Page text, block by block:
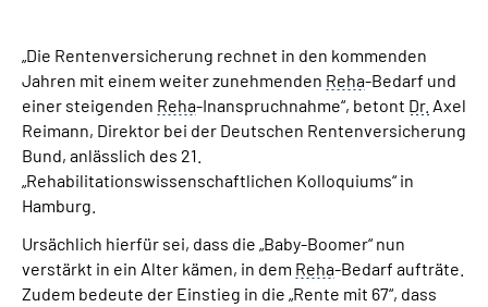
Suche
Mein Kundenportal
„Die Rentenversicherung rechnet in den kommenden
Jahren mit einem weiter zunehmenden Reha-Bedarf und
einer steigenden Reha-Inanspruchnahme“, betont Dr. Axel
Reimann, Direktor bei der Deutschen Rentenversicherung
Bund, anlässlich des 21.
„Rehabilitationswissenschaftlichen Kolloquiums“ in
Hamburg.
Ursächlich hierfür sei, dass die „Baby-Boomer“ nun
verstärkt in ein Alter kämen, in dem Reha-Bedarf aufträte.
Zudem bedeute der Einstieg in die „Rente mit 67“, dass